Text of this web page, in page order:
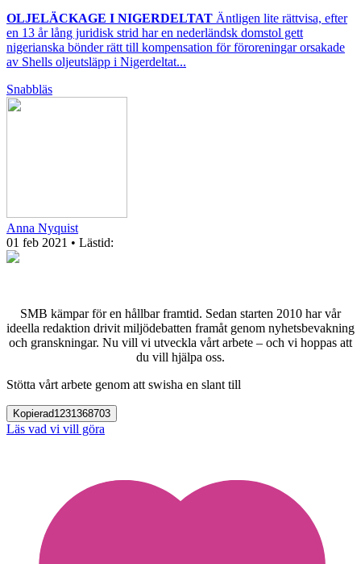
OLJELÄCKAGE I NIGERDELTAT Äntligen lite rättvisa, efter
en 13 år lång juridisk strid har en nederländsk domstol gett
nigerianska bönder rätt till kompensation för föroreningar orsakade
av Shells oljeutsläpp i Nigerdeltat...
Snabbläs
Anna Nyquist
01 feb 2021 • Lästid:
SMB kämpar för en hållbar framtid. Sedan starten 2010 har vår
ideella redaktion drivit miljödebatten framåt genom nyhetsbevakning
och granskningar. Nu vill vi utveckla vårt arbete – och vi hoppas att
du vill hjälpa oss.
Stötta vårt arbete genom att swisha en slant till
Kopierad1231368703
Läs vad vi vill göra